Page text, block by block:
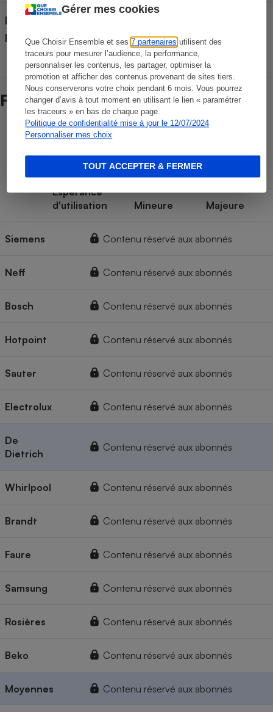
Gérer mes cookies
Que Choisir Ensemble et ses7 partenaires utilisent des
traceurs pour mesurer l’audience, la performance,
personnaliser les contenus, les partager, optimiser la
promotion et afficher des contenus provenant de sites tiers.
Nous conserverons votre choix pendant 6 mois. Vous pourrez
changer d’avis à tout moment en utilisant le lien « paramétrer
les traceurs » en bas de chaque page.
Politique de confidentialité mise à jour le 12/07/2024
Personnaliser mes choix
TOUT ACCEPTER & FERMER
Pays de fabrication (déclaré
par le fabricant)
Fiabilité des marques
Durée de vie des marques
Espérance
d'utilisation
Sans panne
Mineure Majeure
Siemens Contenu réservé aux abonnés
Neff Contenu réservé aux abonnés
Bosch Contenu réservé aux abonnés
Hotpoint Contenu réservé aux abonnés
Sauter Contenu réservé aux abonnés
Electrolux Contenu réservé aux abonnés
De
Dietrich
Contenu réservé aux abonnés
Whirlpool Contenu réservé aux abonnés
Brandt Contenu réservé aux abonnés
Faure Contenu réservé aux abonnés
Samsung Contenu réservé aux abonnés
Rosières Contenu réservé aux abonnés
Beko Contenu réservé aux abonnés
Moyennes Contenu réservé aux abonnés